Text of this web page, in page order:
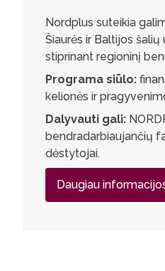
Nordplus suteikia
Šiaurės ir Baltijos
stiprinant regioninį
Programa siūlo:
kelionės ir
Dalyvauti gali:
bendradarbiaujančių
dėstytojai.
Daugiau